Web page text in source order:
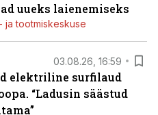
uueks laienemiseks
ja tootmiskeskuse
03.08.26, 16:59
elektriline surfilaud
“Ladusin säästud